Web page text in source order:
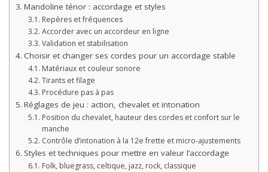
Mandoline ténor : accordage et styles
Repères et fréquences
Accorder avec un accordeur en ligne
Validation et stabilisation
Choisir et changer ses cordes pour un accordage stable
Matériaux et couleur sonore
Tirants et filage
Procédure pas à pas
Réglages de jeu : action, chevalet et intonation
Position du chevalet, hauteur des cordes et confort sur le
manche
Contrôle d’intonation à la 12e frette et micro-ajustements
Styles et techniques pour mettre en valeur l’accordage
Folk, bluegrass, celtique, jazz, rock, classique